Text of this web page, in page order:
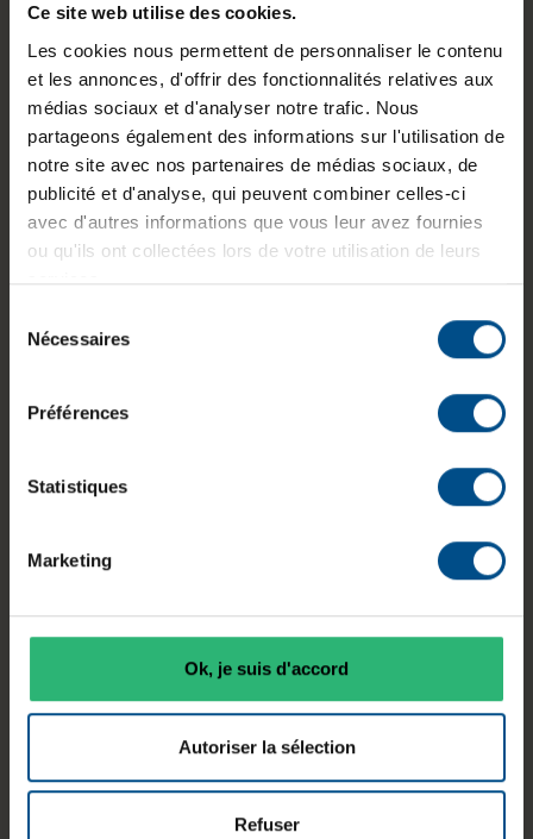
Ce site web utilise des cookies.
Les cookies nous permettent de personnaliser le contenu
et les annonces, d'offrir des fonctionnalités relatives aux
médias sociaux et d'analyser notre trafic. Nous
partageons également des informations sur l'utilisation de
notre site avec nos partenaires de médias sociaux, de
publicité et d'analyse, qui peuvent combiner celles-ci
avec d'autres informations que vous leur avez fournies
ou qu'ils ont collectées lors de votre utilisation de leurs
services.
Nécessaires
Préférences
Statistiques
Marketing
Ok, je suis d'accord
Autoriser la sélection
Refuser
Informations sur le produit
Le Lenovo ThinkBook 14s Yoga G2 est un
ordinateur portable professionnel convertible
Il intègre un écran tactile de 14 pouces en
résolution Full HD, un processeur Intel Core i5 de
12e génération, 8 Go de mémoire vive DDR4 et
un stockage SSD NVMe de 250 Go. Son format
une connectique complète, répond aux besoins
de mobilité et de polyvalence en environnement
Full HD
Processeur
Intel Core
i5‑1235U
vive
Lancement sur le marché:
GTIN/EAN : 3701157156998
Dimensions (L x l x H) : 216 x 320 x 16,9 mm
Poids : 1,5 kg